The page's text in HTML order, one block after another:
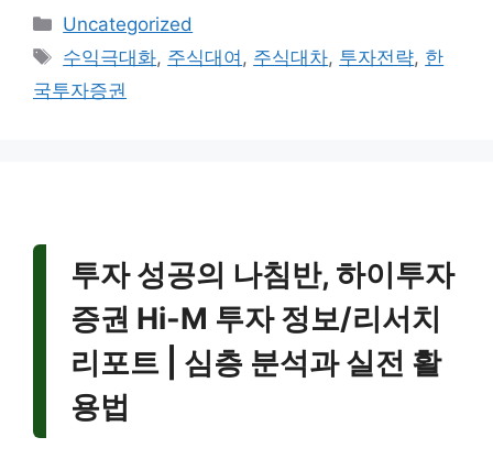
카
테
리
Uncategorized
태
그
수익극대화, 주식대여 , 주식대차, 투자전략, 한
국투자증권
투자 성공의 나침반, 하이투자
증권 Hi-M 투자 정보/리서치
리포트 | 심층 분석과 실전 활
용법